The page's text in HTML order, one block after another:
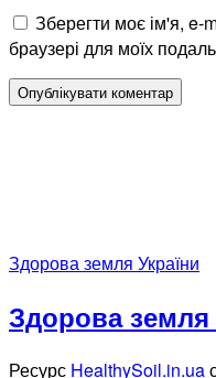
Зберегти моє ім'я, e-
браузері для моїх
Здорова земля України
Здорова земля
Ресурс HealthySoil.in.ua